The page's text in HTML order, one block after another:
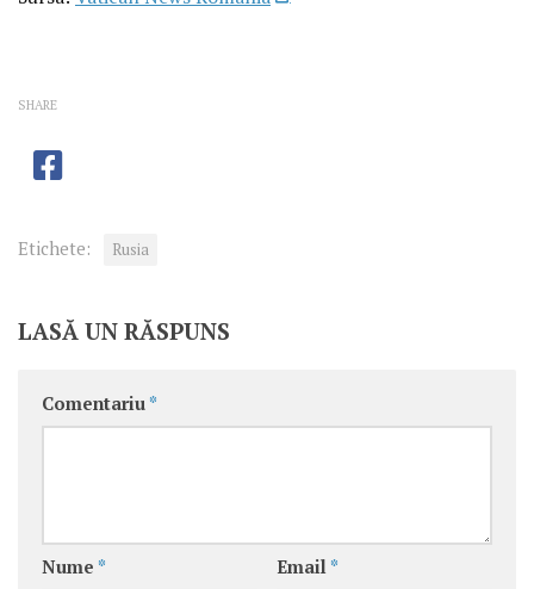
SHARE
Etichete: Rusia
LASĂ UN RĂSPUNS
Comentariu *
Nume * Email *